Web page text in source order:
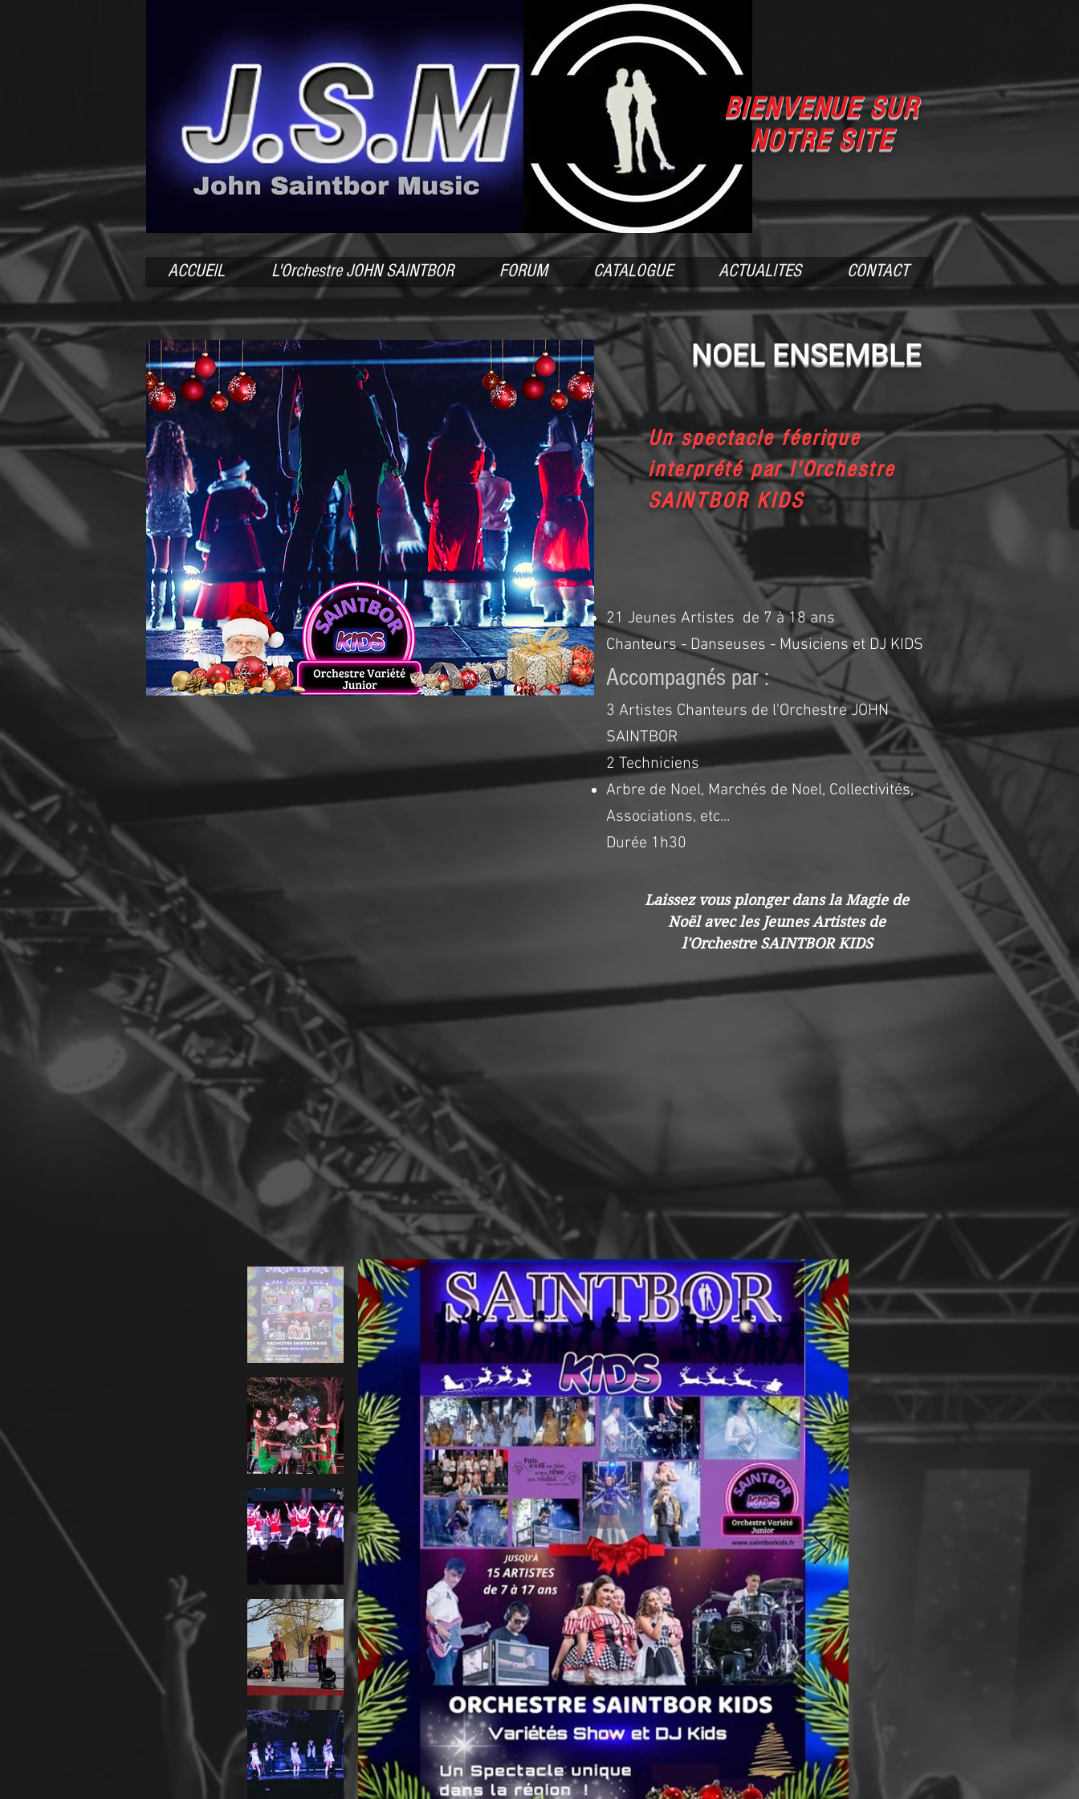
BIENVENUE SUR
NOTRE SITE
ACCUEIL L'Orchestre JOHN SAINTBOR FORUM CATALOGUE ACTUALITES CONTACT
NOEL ENSEMBLE
Un spectacle féerique
interprété par l'Orchestre
SAINTBOR KIDS
21 Jeunes Artistes de 7 à 18 ans
Chanteurs - Danseuses - Musiciens et DJ KIDS
Accompagnés par :
3 Artistes Chanteurs de l'Orchestre JOHN
SAINTBOR
2 Techniciens
Arbre de Noel, Marchés de Noel, Collectivités,
Associations, etc...
Durée 1h30
Laissez vous plonger dans la Magie de
Noël avec les Jeunes Artistes de
l'Orchestre SAINTBOR KIDS